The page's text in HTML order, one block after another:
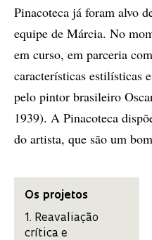
Pinacoteca já foram alvo
equipe de Márcia. No
em curso, em parceria
características estilísticas
pelo pintor brasileiro
1939). A Pinacoteca
do artista, que são um
Os projetos
1. Reavaliação
crítica e